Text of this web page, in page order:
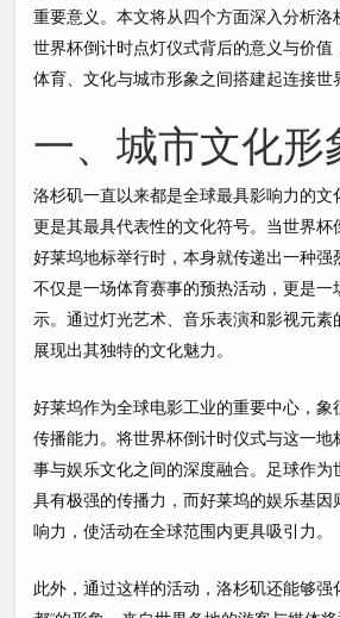
重要意义。本文将从四个方面深入分析
世界杯倒计时点灯仪式背后的意义与价
体育、文化与城市形象之间搭建起连接世
一、城市文化形
洛杉矶一直以来都是全球最具影响力的
更是其最具代表性的文化符号。当世界
好莱坞地标举行时，本身就传递出一种
不仅是一场体育赛事的预热活动，更是一
示。通过灯光艺术、音乐表演和影视元素
展现出其独特的文化魅力。
好莱坞作为全球电影工业的重要中心，
传播能力。将世界杯倒计时仪式与这一
事与娱乐文化之间的深度融合。足球作
具有极强的传播力，而好莱坞的娱乐基
响力，使活动在全球范围内更具吸引力。
此外，通过这样的活动，洛杉矶还能够强